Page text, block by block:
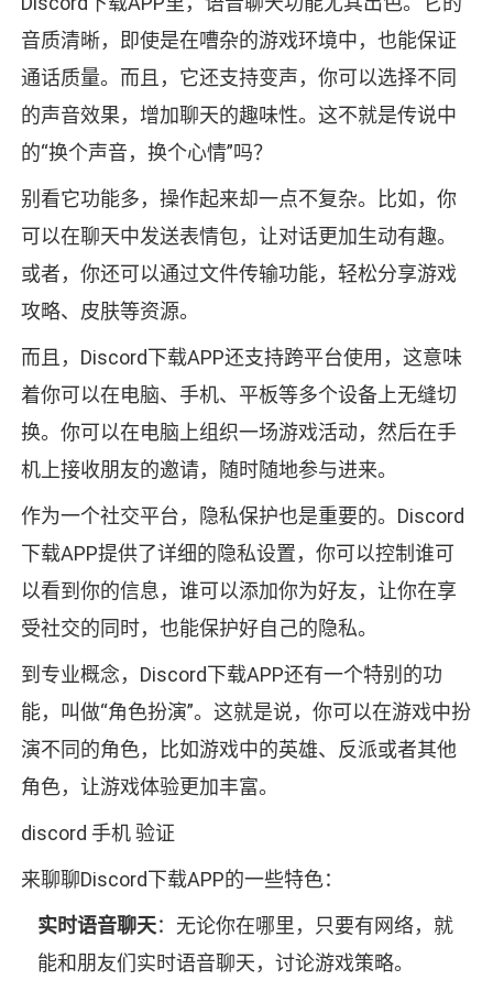
音质清晰，即使是在嘈杂的游戏环境中，也能保证
通话质量。而且，它还支持变声，你可以选择不同
的声音效果，增加聊天的趣味性。这不就是传说中
的“换个声音，换个心情”吗？
别看它功能多，操作起来却一点不复杂。比如，你
可以在聊天中发送表情包，让对话更加生动有趣。
或者，你还可以通过文件传输功能，轻松分享游戏
攻略、皮肤等资源。
而且，Discord下载APP还支持跨平台使用，这意味
着你可以在电脑、手机、平板等多个设备上无缝切
换。你可以在电脑上组织一场游戏活动，然后在手
机上接收朋友的邀请，随时随地参与进来。
作为一个社交平台，隐私保护也是重要的。Discord
下载APP提供了详细的隐私设置，你可以控制谁可
以看到你的信息，谁可以添加你为好友，让你在享
受社交的同时，也能保护好自己的隐私。
到专业概念，Discord下载APP还有一个特别的功
能，叫做“角色扮演”。这就是说，你可以在游戏中扮
演不同的角色，比如游戏中的英雄、反派或者其他
角色，让游戏体验更加丰富。
discord 手机 验证
来聊聊Discord下载APP的一些特色：
实时语音聊天：无论你在哪里，只要有网络，就
能和朋友们实时语音聊天，讨论游戏策略。